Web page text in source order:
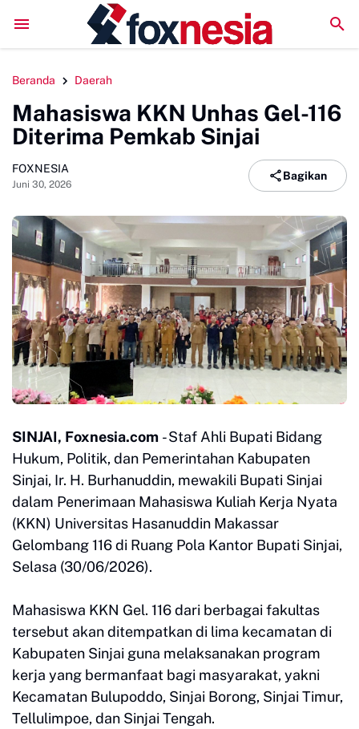
Periode Kepengurusan Dekan FDK Serahkan Sertifikat
Beranda Daerah
Mahasiswa KKN Unhas Gel-116
Diterima Pemkab Sinjai
FOXNESIA
Juni 30, 2026
Bagikan
SINJAI, Foxnesia.com - Staf Ahli Bupati Bidang
Hukum, Politik, dan Pemerintahan Kabupaten
Sinjai, Ir. H. Burhanuddin, mewakili Bupati Sinjai
dalam Penerimaan Mahasiswa Kuliah Kerja Nyata
(KKN) Universitas Hasanuddin Makassar
Gelombang 116 di Ruang Pola Kantor Bupati Sinjai,
Selasa (30/06/2026).
Mahasiswa KKN Gel. 116 dari berbagai fakultas
tersebut akan ditempatkan di lima kecamatan di
Kabupaten Sinjai guna melaksanakan program
kerja yang bermanfaat bagi masyarakat, yakni
Kecamatan Bulupoddo, Sinjai Borong, Sinjai Timur,
Tellulimpoe, dan Sinjai Tengah.